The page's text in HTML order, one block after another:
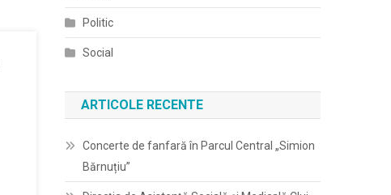
Politic
Social
ARTICOLE RECENTE
Concerte de fanfară în Parcul Central „Simion
Bărnuțiu”